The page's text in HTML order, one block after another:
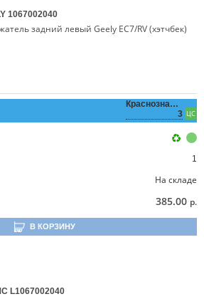
1067002040
задний левый Geely EC7/RV (хэтчбек)
Краснознаменная,
3 ЦС
1
На складе
385.00 р.
В КОРЗИНУ
L1067002040